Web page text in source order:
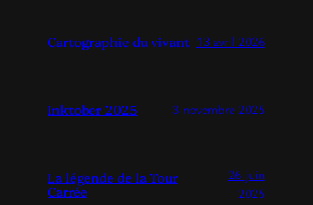
Cartographie du vivant 13 avril 2026
Inktober 2025 3 novembre 2025
La légende de la Tour
Carrée
26 juin
2025